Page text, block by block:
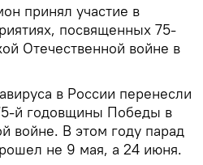
принял участие в
посвященных 75-
Отечественной войне в
в России перенесли
й годовщины Победы в
войне. В этом году парад
не 9 мая, а 24 июня.